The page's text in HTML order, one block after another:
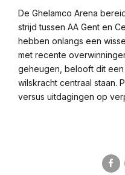
De Ghelamco Arena
strijd tussen AA Gent en
hebben onlangs een
met recente
geheugen, belooft dit
wilskracht centraal staan.
versus uitdagingen op